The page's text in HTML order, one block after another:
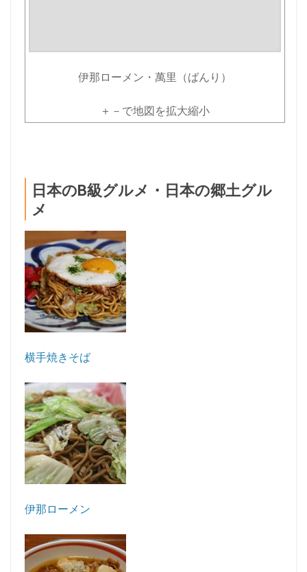
伊那ローメン・萬里（ばんり）
＋－で地図を拡大縮小
日本のB級グルメ・日本の郷土グル
メ
横手焼きそば
伊那ローメン